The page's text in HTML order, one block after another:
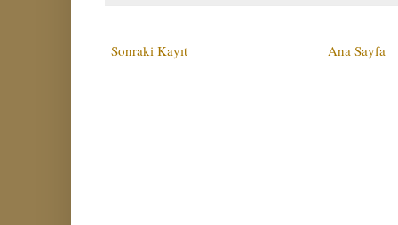
Sonraki Kayıt Ana Sayfa